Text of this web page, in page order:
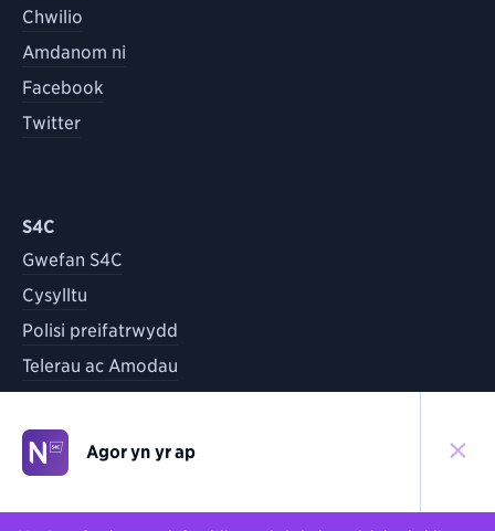
Chwilio
Amdanom ni
Facebook
Twitter
S4C
Gwefan S4C
Cysylltu
Polisi preifatrwydd
Telerau ac Amodau
Yn ôl i'r brig
Agor yn yr ap